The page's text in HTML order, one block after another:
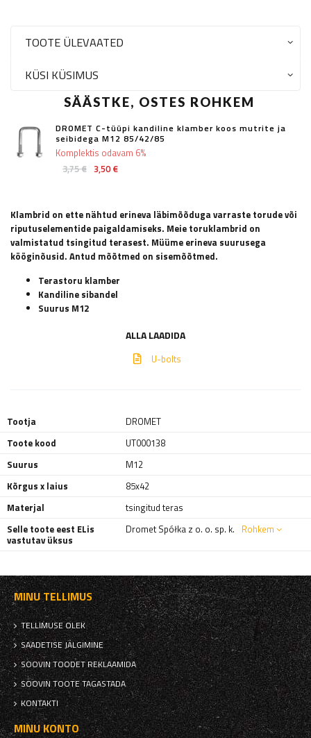
TOOTE ÜLEVAATED
KÜSI KÜSIMUS
SÄÄSTKE, OSTES ROHKEM
DROMET C-tüüpi kandiline klamber koos mutrite ja
seibidega M12 85/42/85
3,75 € 3,50 €
Komplektis odavam 6%
Klambrid on ette nähtud erineva läbimõõduga varraste torude või
riputuselementide paigaldamiseks. Meie toruklambrid on
valmistatud tsingitud terasest. Müüme erineva suurusega
kööginõusid. Antud mõõtmed on sisemõõtmed.
Terastoru klamber
Kandiline sibandel
Suurus M12
ALLA LAADIDA
U-bolts
Tootja
DROMET
Toote kood
UT000138
Suurus
M12
Kõrgus x laius
85x42
Materjal
tsingitud teras
Selle toote eest ELis
vastutav üksus
Dromet Spółka z o. o. sp. k. Rohkem
MINU TELLIMUS
TELLIMUSE OLEK
SAADETISE JÄLGIMINE
SOOVIN TOODET REKLAAMIDA
SOOVIN TOOTE TAGASTADA
KONTAKTI
MINU KONTO